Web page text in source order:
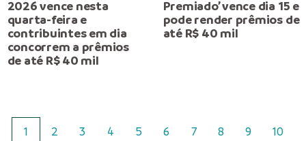
2026 vence nesta
quarta-feira e
contribuintes em dia
concorrem a prêmios
de até R$ 40 mil
Premiado’ vence dia 15 e
pode render prêmios de
até R$ 40 mil
1 2 3 4 5 6 7 8 9 10